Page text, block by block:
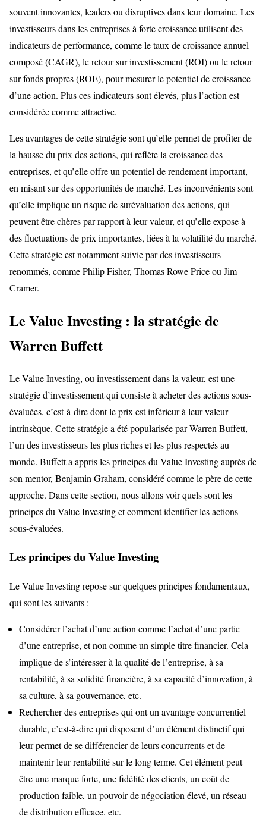
souvent innovantes, leaders ou disruptives dans leur domaine. Les
investisseurs dans les entreprises à forte croissance utilisent des
indicateurs de performance, comme le taux de croissance annuel
composé (CAGR), le retour sur investissement (ROI) ou le retour
sur fonds propres (ROE), pour mesurer le potentiel de croissance
d’une action. Plus ces indicateurs sont élevés, plus l’action est
considérée comme attractive.
Les avantages de cette stratégie sont qu’elle permet de profiter de
la hausse du prix des actions, qui reflète la croissance des
entreprises, et qu’elle offre un potentiel de rendement important,
en misant sur des opportunités de marché. Les inconvénients sont
qu’elle implique un risque de surévaluation des actions, qui
peuvent être chères par rapport à leur valeur, et qu’elle expose à
des fluctuations de prix importantes, liées à la volatilité du marché.
Cette stratégie est notamment suivie par des investisseurs
renommés, comme Philip Fisher, Thomas Rowe Price ou Jim
Cramer.
Le Value Investing : la stratégie de
Warren Buffett
Le Value Investing, ou investissement dans la valeur, est une
stratégie d’investissement qui consiste à acheter des actions sous-
évaluées, c’est-à-dire dont le prix est inférieur à leur valeur
intrinsèque. Cette stratégie a été popularisée par Warren Buffett,
l’un des investisseurs les plus riches et les plus respectés au
monde. Buffett a appris les principes du Value Investing auprès de
son mentor, Benjamin Graham, considéré comme le père de cette
approche. Dans cette section, nous allons voir quels sont les
principes du Value Investing et comment identifier les actions
sous-évaluées.
Les principes du Value Investing
Le Value Investing repose sur quelques principes fondamentaux,
qui sont les suivants :
Considérer l’achat d’une action comme l’achat d’une partie
d’une entreprise, et non comme un simple titre financier. Cela
implique de s’intéresser à la qualité de l’entreprise, à sa
rentabilité, à sa solidité financière, à sa capacité d’innovation, à
sa culture, à sa gouvernance, etc.
Rechercher des entreprises qui ont un avantage concurrentiel
durable, c’est-à-dire qui disposent d’un élément distinctif qui
leur permet de se différencier de leurs concurrents et de
maintenir leur rentabilité sur le long terme. Cet élément peut
être une marque forte, une fidélité des clients, un coût de
production faible, un pouvoir de négociation élevé, un réseau
de distribution efficace, etc.